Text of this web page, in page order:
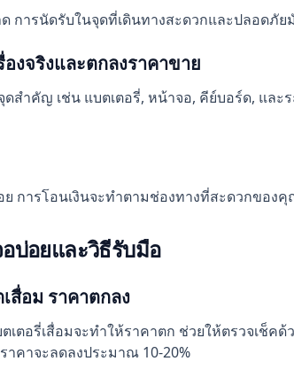
การนัดรับในจุดที่เดินทางสะดวกและปลอดภั
งจริงและตกลงราคาขาย
ดสำคัญ เช่น แบตเตอรี่, หน้าจอ, คีย์บอร์ด, แล
ย การโอนเงินจะทำตามช่องทางที่สะดวกขอ
บ่อยและวิธีรับมือ
สื่อม ราคาตกลง
เตอรี่เสื่อมจะทำให้ราคาตก ช่วยให้ตรวจเช็
าคาจะลดลงประมาณ 10-20%